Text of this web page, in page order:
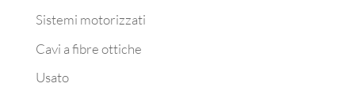
Sistemi motorizzati
Cavi a fibre ottiche
Usato